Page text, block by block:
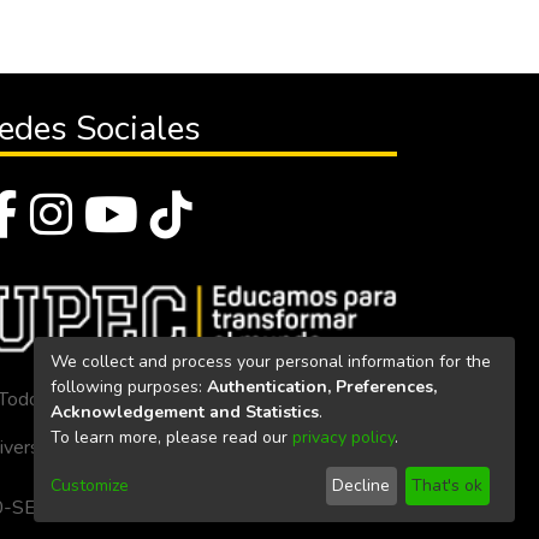
Sociales
los derechos reservados 2023
Politécnica Estatal del Carchi
SE-33-CACES-2020
We collect and process your personal information for the
following purposes: Authentication, Preferences,
Acknowledgement and Statistics.
To learn more, please read our privacy policy.
Customize Decline That's ok